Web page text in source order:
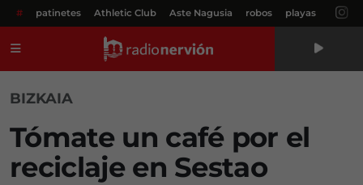
# patinetes Athletic Club Aste Nagusia robos playas
BIZKAIA
Tómate un café por el
reciclaje en Sestao